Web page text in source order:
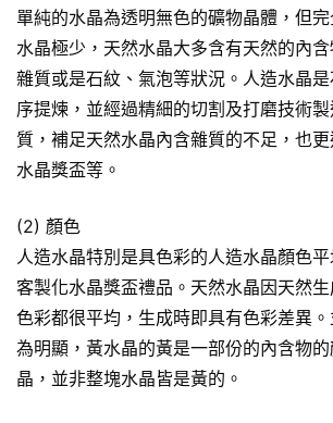
單純的水晶為透明無色的礦物晶體，但
水晶極少，天然水晶大多含有天然的內
雜質或是石紋、氣泡等狀況。人造水晶
序提煉，並經過精細的切割及打磨技術
質，補足天然水晶內含雜質的不足，也
水晶獎盃等。
(2) 顏色
人造水晶特別是具色彩的人造水晶顏色
客製化水晶獎盃禮品。天然水晶因天然
色彩都很平均，生成時即具有色彩差異
為明顯，黃水晶的黃是一部份的內含物
晶，並非整塊水晶皆是黃的。